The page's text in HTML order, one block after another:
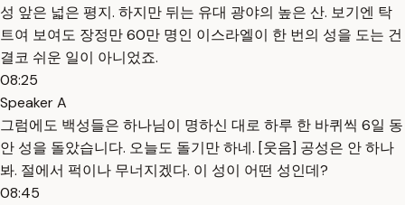
성 앞은 넓은 평지. 하지만 뒤는 유대 광야의 높은 산. 보기엔 탁
트여 보여도 장정만 60만 명인 이스라엘이 한 번의 성을 도는 건
결코 쉬운 일이 아니었죠.
08:25
Speaker A
그럼에도 백성들은 하나님이 명하신 대로 하루 한 바퀴씩 6일 동
안 성을 돌았습니다. 오늘도 돌기만 하네. [웃음] 공성은 안 하나
봐. 절에서 퍽이나 무너지겠다. 이 성이 어떤 성인데?
08:45